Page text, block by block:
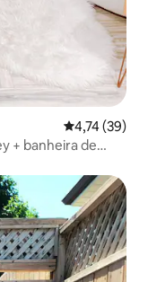
4,74 de uma
4,74 (39)
+ banheira de